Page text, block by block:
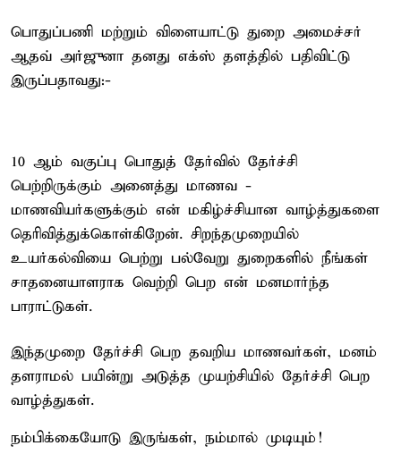
பொதுப்பணி மற்றும் விளையாட்டு துறை அமைச்சர்
ஆதவ் அர்ஜுனா தனது எக்ஸ் தளத்தில் பதிவிட்டு
இருப்பதாவது:-
10 ஆம் வகுப்பு பொதுத் தேர்வில் தேர்ச்சி
பெற்றிருக்கும் அனைத்து மாணவ -
மாணவியர்களுக்கும் என் மகிழ்ச்சியான வாழ்த்துகளை
தெரிவித்துக்கொள்கிறேன். சிறந்தமுறையில்
உயர்கல்வியை பெற்று பல்வேறு துறைகளில் நீங்கள்
சாதனையாளராக வெற்றி பெற என் மனமார்ந்த
பாராட்டுகள்.
இந்தமுறை தேர்ச்சி பெற தவறிய மாணவர்கள், மனம்
தளராமல் பயின்று அடுத்த முயற்சியில் தேர்ச்சி பெற
வாழ்த்துகள்.
நம்பிக்கையோடு இருங்கள், நம்மால் முடியும்!